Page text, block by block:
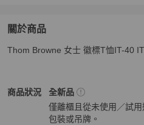
關於商品
關於Thom Browne 女士 徽標T
Thom Browne 女士 徽標T恤IT-40
商品狀況
Thom Browne女裝商品狀態與細節
全新品
僅離櫃且從未使用／試
包裝或吊牌。